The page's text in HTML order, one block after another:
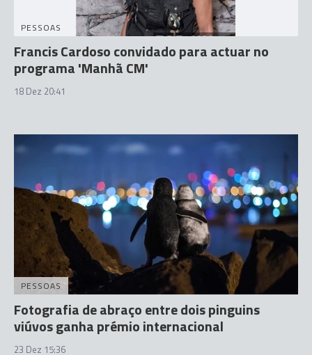
PESSOAS
Francis Cardoso convidado para actuar no
programa 'Manhã CM'
18 Dez 20:41
PESSOAS
Fotografia de abraço entre dois pinguins
viúvos ganha prémio internacional
23 Dez 15:36